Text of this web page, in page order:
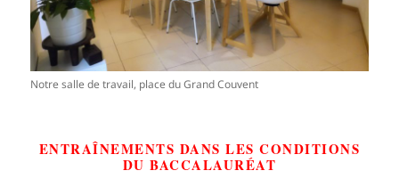
Notre salle de travail, place du Grand Couvent
ENTRAÎNEMENTS DANS LES CONDITIONS
DU BACCALAURÉAT